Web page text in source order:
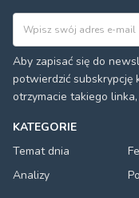
KATEGORIE
Temat dnia
Analizy
Aby zapisać się do
potwierdzić subskrypcję
otrzymacie takiego